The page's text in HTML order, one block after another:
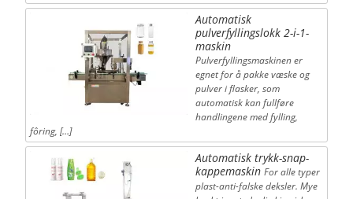
Automatisk
pulverfyllingslokk 2-i-1-
maskin
Pulverfyllingsmaskinen er
egnet for å pakke væske og
pulver i flasker, som
automatisk kan fullføre
handlingene med fylling,
fôring, […]
Automatisk trykk-snap-
kappemaskin For alle typer
plast-anti-falske deksler. Mye